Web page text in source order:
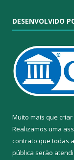
DESENVOLVIDO
Muito mais que criar
Realizamos uma
contrato que todas
pública serão